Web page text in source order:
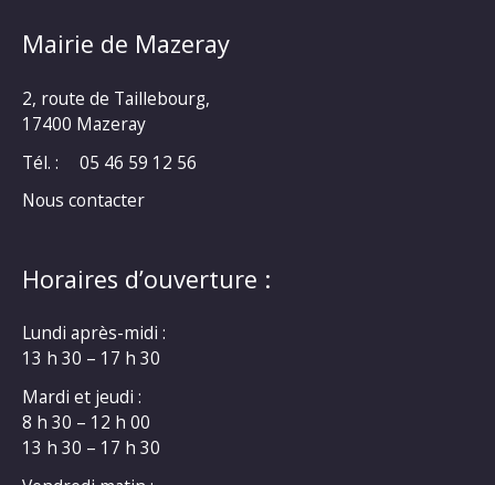
Mairie de Mazeray
2, route de Taillebourg,
17400 Mazeray
Tél. :
05 46 59 12 56
Nous contacter
Horaires d’ouverture :
Lundi après-midi :
13 h 30 – 17 h 30
Mardi et jeudi :
8 h 30 – 12 h 00
13 h 30 – 17 h 30